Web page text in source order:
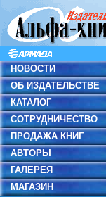
НОВОСТИ
ОБ ИЗДАТЕЛЬСТВЕ
КАТАЛОГ
СОТРУДНИЧЕСТВО
ПРОДАЖА КНИГ
АВТОРЫ
ГАЛЕРЕЯ
МАГАЗИН